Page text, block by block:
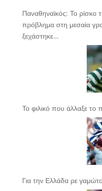
Παναθηναϊκός: Το ρίσκο
πρόβλημα στη μεσαία
ξεχάστηκε…
Το φιλικό που άλλαξε το
Για την Ελλάδα ρε